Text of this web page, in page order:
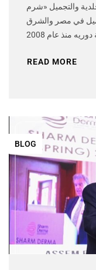
والتجميل «شرم
في مصر والشرق
READ MORE
BLOG